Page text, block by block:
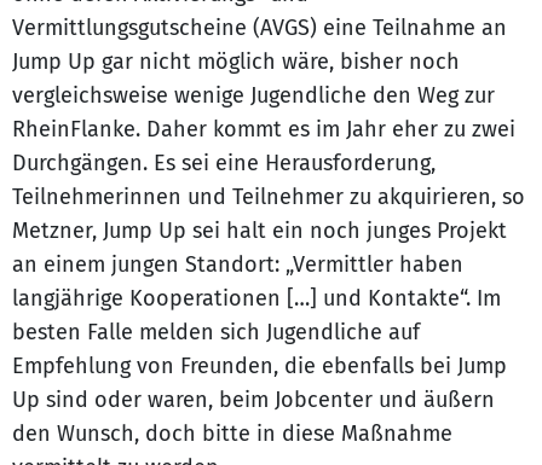
Vermittlungsgutscheine (AVGS) eine Teilnahme an
Jump Up gar nicht möglich wäre, bisher noch
vergleichsweise wenige Jugendliche den Weg zur
RheinFlanke. Daher kommt es im Jahr eher zu zwei
Durchgängen. Es sei eine Herausforderung,
Teilnehmerinnen und Teilnehmer zu akquirieren, so
Metzner, Jump Up sei halt ein noch junges Projekt
an einem jungen Standort: „Vermittler haben
langjährige Kooperationen […] und Kontakte“. Im
besten Falle melden sich Jugendliche auf
Empfehlung von Freunden, die ebenfalls bei Jump
Up sind oder waren, beim Jobcenter und äußern
den Wunsch, doch bitte in diese Maßnahme